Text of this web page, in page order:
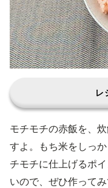
レ
モチモチの赤飯を、
すよ。もち米をしっ
チモチに仕上げるポ
いので、ぜひ作ってみ